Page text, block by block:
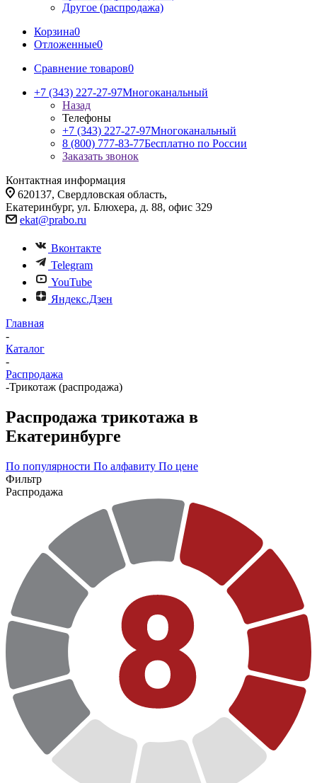
Другое (распродажа)
Корзина0
Отложенные0
Сравнение товаров0
+7 (343) 227-27-97Многоканальный
Назад
Телефоны
+7 (343) 227-27-97Многоканальный
8 (800) 777-83-77Бесплатно по России
Заказать звонок
Контактная информация
620137, Свердловская область,
Екатеринбург, ул. Блюхера, д. 88, офис 329
ekat@prabo.ru
Вконтакте
Telegram
YouTube
Яндекс.Дзен
Главная
-
Каталог
-
Распродажа
-Трикотаж (распродажа)
Распродажа трикотажа в
Екатеринбурге
По популярности По алфавиту По цене
Фильтр
Распродажа